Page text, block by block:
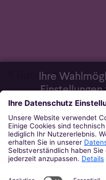
Ihre
Wir möchten Ihnen ein
verwenden wir Cookies, die
notwendig sind. Mit Ihrer
Cookies und andere
Inhalte (Videos über
über MapTiler ...) oder zu
werden. Sie können selbst
© Bistum Aachen